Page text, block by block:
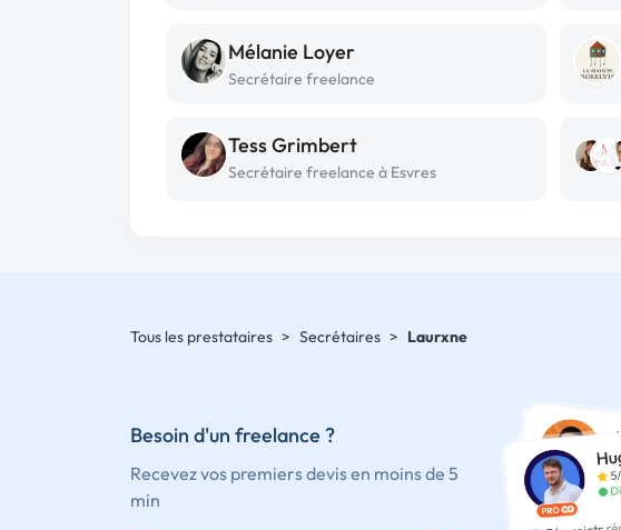
Mélanie Loyer
Secrétaire freelance
Tess Grimbert
Secrétaire freelance à Esvres
Tous les prestataires > Secrétaires > Laurxne
Besoin d'un freelance ?
Recevez vos premiers devis en moins de 5
min